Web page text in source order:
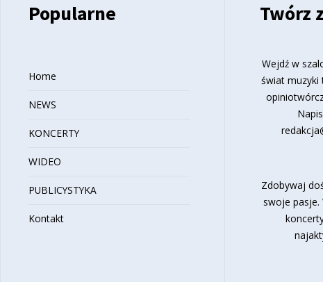
Popularne
Home
NEWS
KONCERTY
WIDEO
PUBLICYSTYKA
Kontakt
Twórz
Wejdź w
świat muzyki
Zdobywaj
swoje pasje.